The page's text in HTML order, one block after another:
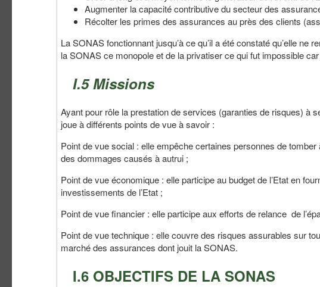
Augmenter la capacité contributive du secteur des
Récolter les primes des assurances au près des clients
La SONAS fonctionnant jusqu’à ce qu’il a été constaté qu’elle
la SONAS ce monopole et de la privatiser ce qui fut impossible
I.5 Missions
Ayant pour rôle la prestation de services (garanties de risques) à
joue à différents points de vue à savoir :
Point de vue social : elle empêche certaines personnes de
des dommages causés à autrui ;
Point de vue économique : elle participe au budget de l’Etat en
investissements de l’Etat ;
Point de vue financier : elle participe aux efforts de relance de
Point de vue technique : elle couvre des risques assurables sur
marché des assurances dont jouit la SONAS.
I.6 OBJECTIFS DE LA SONAS